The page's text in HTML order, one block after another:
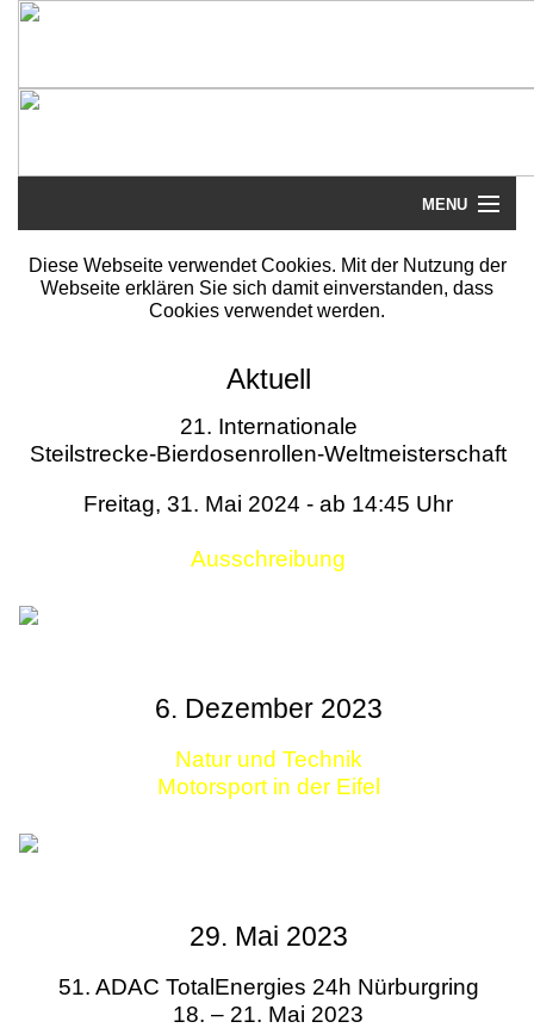
MENU
Startseite
Literatur
Termine
Diese Webseite verwendet Cookies. Mit der Nutzung der
Webseite erklären Sie sich damit einverstanden, dass
Cookies verwendet werden.
Aktuell
21. Internationale
Steilstrecke-Bierdosenrollen-Weltmeisterschaft
Freitag, 31. Mai 2024 - ab 14:45 Uhr
Ausschreibung
6. Dezember 2023
Natur und Technik
Motorsport in der Eifel
29. Mai 2023
51. ADAC TotalEnergies 24h Nürburgring
18. – 21. Mai 2023